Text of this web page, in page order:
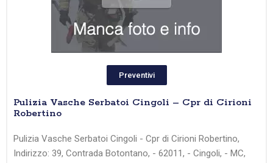
Preventivi
Pulizia Vasche Serbatoi Cingoli – Cpr di Cirioni
Robertino
Pulizia Vasche Serbatoi Cingoli - Cpr di Cirioni Robertino,
Indirizzo: 39, Contrada Botontano, - 62011, - Cingoli, - MC,